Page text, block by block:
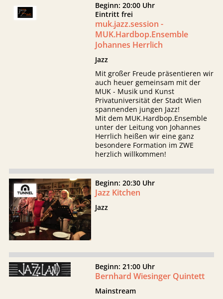
Beginn: 20:00 Uhr
Eintritt frei
muk.jazz.session -
MUK.Hardbop.Ensemble
Johannes Herrlich
Jazz
Mit großer Freude präsentieren wir
auch heuer gemeinsam mit der
MUK - Musik und Kunst
Privatuniversität der Stadt Wien
spannenden jungen Jazz!
Mit dem MUK.Hardbop.Ensemble
unter der Leitung von Johannes
Herrlich heißen wir eine ganz
besondere Formation im ZWE
herzlich willkommen!
Beginn: 20:30 Uhr
Jazz Kitchen
Jazz
Beginn: 21:00 Uhr
Bernhard Wiesinger Quintett
Mainstream